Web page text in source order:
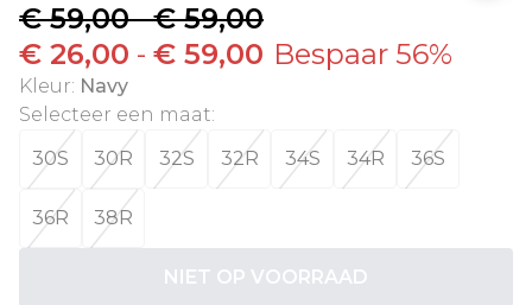
€ 59,00-€ 59,00
€ 26,00 - € 59,00 Bespaar 56%
Kleur: Navy
Selecteer een maat:
30S
30R 32S 32R 34S 34R 36S
36R 38R
NIET OP VOORRAAD